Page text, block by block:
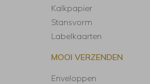
Kalkpapier
Stansvorm
Labelkaarten
MOOI VERZENDEN
Enveloppen